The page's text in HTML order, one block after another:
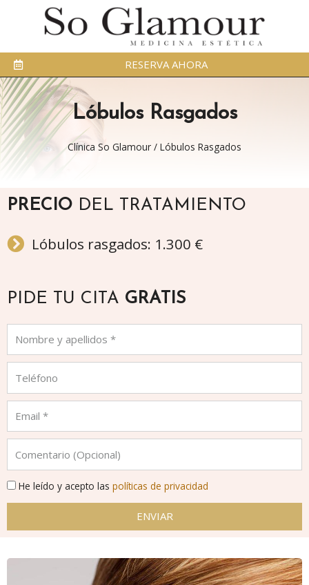
RESERVA AHORA
Lóbulos Rasgados
Clínica So Glamour / Lóbulos Rasgados
PRECIO DEL TRATAMIENTO
Lóbulos rasgados: 1.300 €
PIDE TU CITA GRATIS
He leído y acepto las políticas de privacidad
ENVIAR